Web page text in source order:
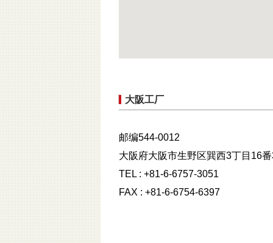
大阪工厂
邮编544-0012
大阪府大阪市生野区巽西3丁目16
TEL : +81-6-6757-3051
FAX : +81-6-6754-6397